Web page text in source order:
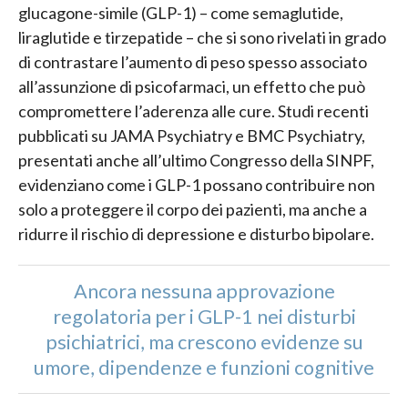
glucagone-simile (GLP-1) – come semaglutide,
liraglutide e tirzepatide – che si sono rivelati in grado
di contrastare l’aumento di peso spesso associato
all’assunzione di psicofarmaci, un effetto che può
compromettere l’aderenza alle cure. Studi recenti
pubblicati su JAMA Psychiatry e BMC Psychiatry,
presentati anche all’ultimo Congresso della SINPF,
evidenziano come i GLP-1 possano contribuire non
solo a proteggere il corpo dei pazienti, ma anche a
ridurre il rischio di depressione e disturbo bipolare.
Ancora nessuna approvazione
regolatoria per i GLP-1 nei disturbi
psichiatrici, ma crescono evidenze su
umore, dipendenze e funzioni cognitive